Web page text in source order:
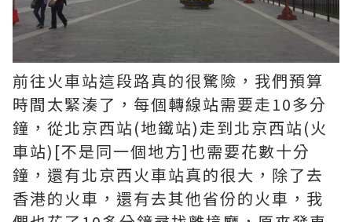
前往火車站這段路真的很驚險，我們預算
時間太緊湊了，每個轉線站需要走10多分
鐘，從北京西站(地鐵站)走到北京西站(火
車站)[不是同一個地方]也需要花數十分
鐘，還有北京西火車站真的很大，除了去
香港的火車，還有去其他省份的火車，我